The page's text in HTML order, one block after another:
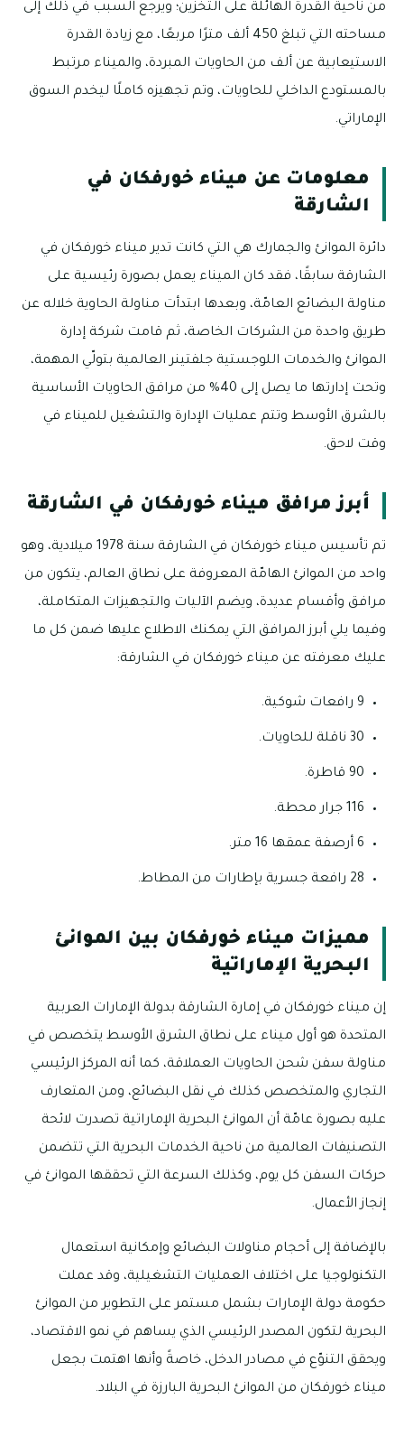
من ناحية القدرة الهائلة على التخزين؛ ويرجع السبب في ذلك إلى
مساحته التي تبلغ 450 ألف مترًا مربعًا، مع زيادة القدرة
الاستيعابية عن ألف من الحاويات المبردة، والميناء مرتبط
بالمستودع الداخلي للحاويات، وتم تجهيزه كاملًا ليخدم السوق
الإماراتي.
معلومات عن ميناء خورفكان في
الشارقة
دائرة الموانئ والجمارك هي التي كانت تدير ميناء خورفكان في
الشارقة سابقًا، فقد كان الميناء يعمل بصورة رئيسية على
مناولة البضائع العامّة، وبعدها ابتدأت مناولة الحاوية خلاله عن
طريق واحدة من الشركات الخاصة، ثم قامت شركة إدارة
الموانئ والخدمات اللوجستية جلفتينر العالمية بتولّي المهمة،
وتحت إدارتها ما يصل إلى 40% من مرافق الحاويات الأساسية
بالشرق الأوسط وتتم عمليات الإدارة والتشغيل للميناء في
وقت لاحق.
أبرز مرافق ميناء خورفكان في الشارقة
تم تأسيس ميناء خورفكان في الشارقة سنة 1978 ميلادية، وهو
واحد من الموانئ الهامّة المعروفة على نطاق العالم، يتكون من
مرافق وأقسام عديدة، ويضم الآليات والتجهيزات المتكاملة،
وفيما يلي أبرز المرافق التي يمكنك الاطلاع عليها ضمن كل ما
عليك معرفته عن ميناء خورفكان في الشارقة:
9 رافعات شوكية.
30 ناقلة للحاويات.
90 قاطرة.
116 جرار محطة.
6 أرصفة عمقها 16 متر.
28 رافعة جسرية بإطارات من المطاط.
مميزات ميناء خورفكان بين الموانئ
البحرية الإماراتية
إن ميناء خورفكان في إمارة الشارقة بدولة الإمارات العربية
المتحدة هو أول ميناء على نطاق الشرق الأوسط يتخصص في
مناولة سفن شحن الحاويات العملاقة، كما أنه المركز الرئيسي
التجاري والمتخصص كذلك في نقل البضائع، ومن المتعارف
عليه بصورة عامّة أن الموانئ البحرية الإماراتية تصدرت لائحة
التصنيفات العالمية من ناحية الخدمات البحرية التي تتضمن
حركات السفن كل يوم، وكذلك السرعة التي تحققها الموانئ في
إنجاز الأعمال.
بالإضافة إلى أحجام مناولات البضائع وإمكانية استعمال
التكنولوجيا على اختلاف العمليات التشغيلية، وقد عملت
حكومة دولة الإمارات بشمل مستمر على التطوير من الموانئ
البحرية لتكون المصدر الرئيسي الذي يساهم في نمو الاقتصاد،
ويحقق التنوّع في مصادر الدخل، خاصةً وأنها اهتمت بجعل
ميناء خورفكان من الموانئ البحرية البارزة في البلاد.